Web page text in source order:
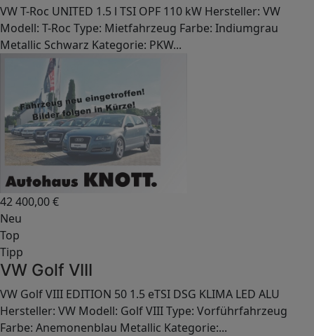
VW T-Roc UNITED 1.5 l TSI OPF 110 kW Hersteller: VW
Modell: T-Roc Type: Mietfahrzeug Farbe: Indiumgrau
Metallic Schwarz Kategorie: PKW...
42 400,00€
Neu
Top
Tipp
VW Golf VIII
VW Golf VIII EDITION 50 1.5 eTSI DSG KLIMA LED ALU
Hersteller: VW Modell: Golf VIII Type: Vorführfahrzeug
Farbe: Anemonenblau Metallic Kategorie:...